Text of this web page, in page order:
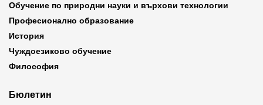
Обучение по природни науки и върхови технологии
Професионално образование
История
Чуждоезиково обучение
Философия
Бюлетин